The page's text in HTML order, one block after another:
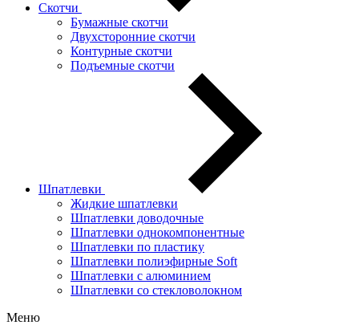
Скотчи
Бумажные скотчи
Двухсторонние скотчи
Контурные скотчи
Подъемные скотчи
Шпатлевки
Жидкие шпатлевки
Шпатлевки доводочные
Шпатлевки однокомпонентные
Шпатлевки по пластику
Шпатлевки полиэфирные Soft
Шпатлевки с алюминием
Шпатлевки со стекловолокном
Меню